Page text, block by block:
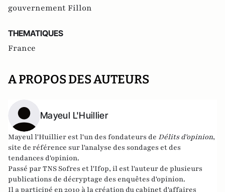
gouvernement Fillon
THEMATIQUES
France
A PROPOS DES AUTEURS
Mayeul L'Huillier
Mayeul l'Huillier est l'un des fondateurs de Délits d'opinion,
site de référence sur l'analyse des sondages et des
tendances d'opinion.
Passé par TNS Sofres et l'Ifop, il est l'auteur de plusieurs
publications de décryptage des enquêtes d'opinion.
Il a participé en 2010 à la création du cabinet d'affaires